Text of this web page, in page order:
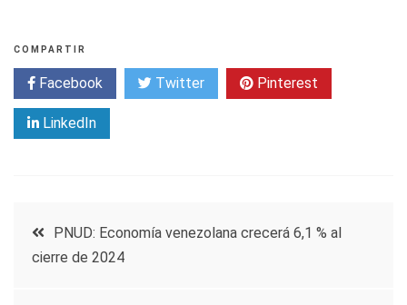
COMPARTIR
Facebook Twitter Pinterest
LinkedIn
Navegación
PNUD: Economía venezolana crecerá 6,1 % al
cierre de 2024